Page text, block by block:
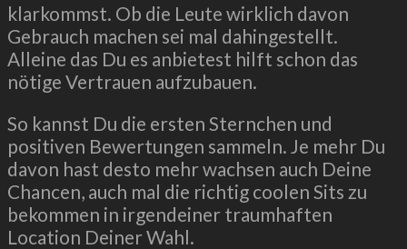
klarkommst. Ob die Leute wirklich davon
Gebrauch machen sei mal dahingestellt.
Alleine das Du es anbietest hilft schon das
nötige Vertrauen aufzubauen.
So kannst Du die ersten Sternchen und
positiven Bewertungen sammeln. Je mehr Du
davon hast desto mehr wachsen auch Deine
Chancen, auch mal die richtig coolen Sits zu
bekommen in irgendeiner traumhaften
Location Deiner Wahl.